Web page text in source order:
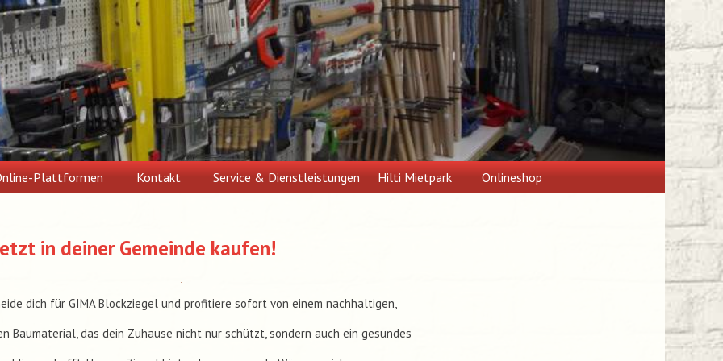
Plattformen Kontakt Service & Dienstleistungen Hilti Mietpark Onlineshop
in deiner Gemeinde kaufen!
dich für GIMA Blockziegel und profitiere sofort von einem nachhaltigen,
Baumaterial, das dein Zuhause nicht nur schützt, sondern auch ein gesundes